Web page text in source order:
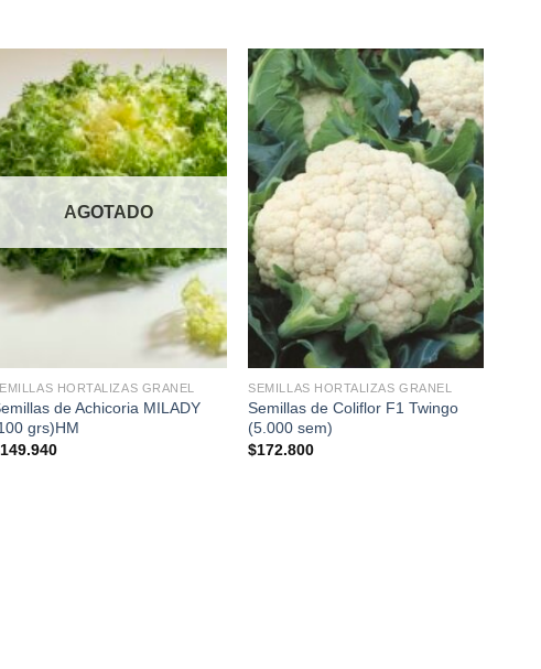
AGOTADO
HORTALIZAS GRANEL
de Achicoria MILADY
grs)HM
149.940
+
SEMILLAS HORTALIZAS GRANEL
Semillas de Coliflor F1 Twingo
(5.000 sem)
$172.800